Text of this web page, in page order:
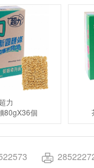
超力
80gX36個